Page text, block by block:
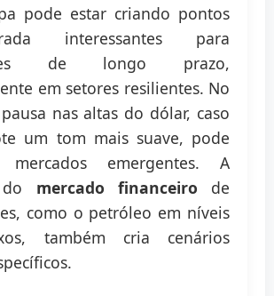
pode estar criando pontos
interessantes para
de longo prazo,
em setores resilientes. No
nas altas do dólar, caso
um tom mais suave, pode
mercados emergentes. A
mercado financeiro de
como o petróleo em níveis
também cria cenários